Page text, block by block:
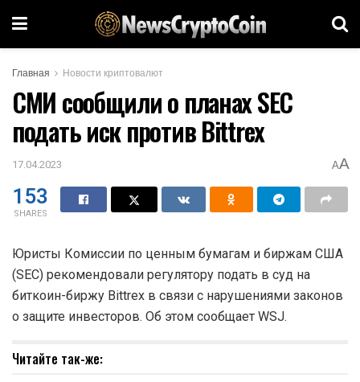
Главная Новости криптовалют
СМИ сообщили о планах SEC
подать иск против Bittrex
17.04.2023 AA
153
SHARES
Юристы Комиссии по ценным бумагам и биржам США
(SEC) рекомендовали регулятору подать в суд на
биткоин-биржу Bittrex в связи с нарушениями законов
о защите инвесторов. Об этом сообщает WSJ.
Читайте так-же: